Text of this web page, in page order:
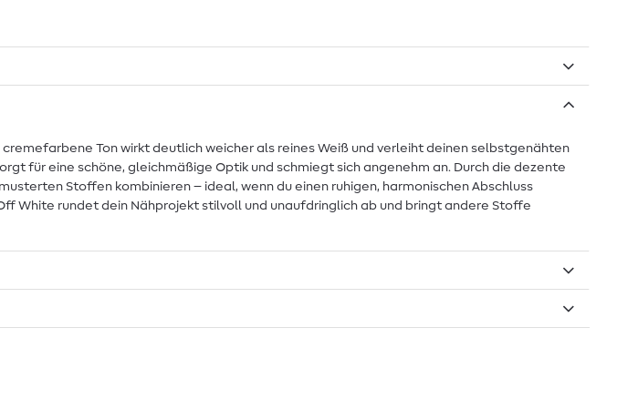
Ton wirkt deutlich weicher als reines Weiß und verleiht deinen selbstgenähten
für eine schöne, gleichmäßige Optik und schmiegt sich angenehm an. Durch die dezente
Stoffen kombinieren – ideal, wenn du einen ruhigen, harmonischen Abschluss
White rundet dein Nähprojekt stilvoll und unaufdringlich ab und bringt andere Stoffe